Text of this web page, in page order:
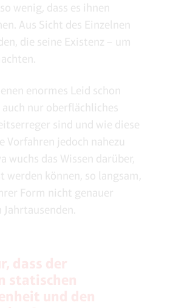
wenig, dass es ihnen
Aus Sicht des Einzelnen
die seine Existenz – um
enormes Leid schon
nur oberflächliches
sind und wie diese
Vorfahren jedoch nahezu
wuchs das Wissen darüber,
werden können, so langsam,
Form nicht genauer